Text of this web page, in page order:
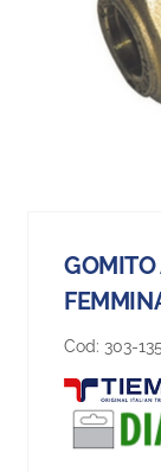
GOMITO
Cod: 303-